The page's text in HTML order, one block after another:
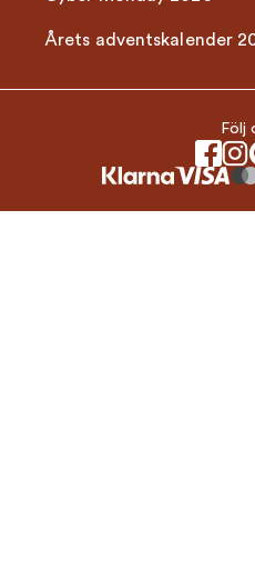
Årets adventskalender
Följ